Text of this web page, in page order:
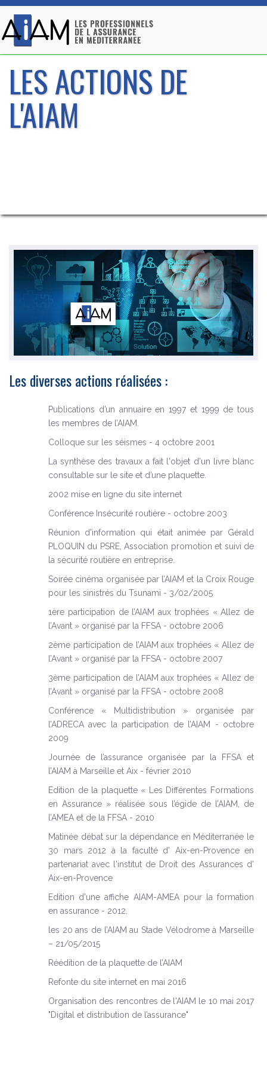
LES ACTIONS DE
L'AIAM
Les diverses actions réalisées :
Publications d’un annuaire en 1997 et 1999 de tous
les membres de l’AIAM.
Colloque sur les séismes - 4 octobre 2001
La synthèse des travaux a fait l'objet d'un livre blanc
consultable sur le site et d’une plaquette.
2002 mise en ligne du site internet
Conférence Insécurité routière - octobre 2003
Réunion d'information qui était animée par Gérald
PLOQUIN du PSRE, Association promotion et suivi de
la sécurité routière en entreprise.
Soirée cinéma organisée par l’AIAM et la Croix Rouge
pour les sinistrés du Tsunami - 3/02/2005
1ère participation de l’AIAM aux trophées « Allez de
l’Avant » organisé par la FFSA - octobre 2006
2ème participation de l’AIAM aux trophées « Allez de
l’Avant » organisé par la FFSA - octobre 2007
3ème participation de l’AIAM aux trophées « Allez de
l’Avant » organisé par la FFSA - octobre 2008
Conférence « Multidistribution » organisée par
l’ADRECA avec la participation de l’AIAM - octobre
2009
Journée de l’assurance organisée par la FFSA et
l’AIAM à Marseille et Aix - février 2010
Edition de la plaquette « Les Différentes Formations
en Assurance » réalisée sous l’égide de l’AIAM, de
l’AMEA et de la FFSA - 2010
Matinée débat sur la dépendance en Méditerranée le
30 mars 2012 à la faculté d' Aix-en-Provence en
partenariat avec l'institut de Droit des Assurances d'
Aix-en-Provence
Edition d'une affiche AIAM-AMEA pour la formation
en assurance - 2012.
les 20 ans de l’AIAM au Stade Vélodrome à Marseille
– 21/05/2015
Réédition de la plaquette de l’AIAM
Refonte du site internet en mai 2016
Organisation des rencontres de l'AIAM le 10 mai 2017
"Digital et distribution de l’assurance"